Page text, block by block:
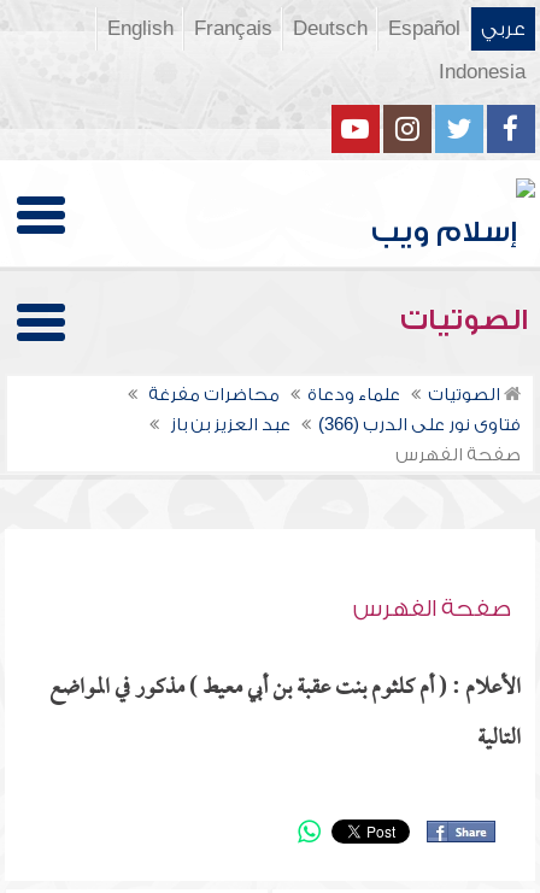
عربي Español
Deutsch
Français
English
Indonesia
الصوتيات
الصوتيات علماء ودعاة
محاضرات مفرغة
فتاوى نور على الدرب (366)
عبد العزيز بن باز
صفحة الفهرس
صفحة الفهرس
الأعلام : ( أم كلثوم بنت عقبة بن أبي معيط ) مذكور في المواضع
التالية